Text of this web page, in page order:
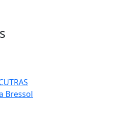
Bressol